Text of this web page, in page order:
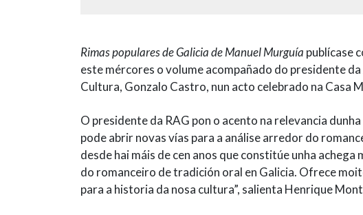
Rimas populares de Galicia de Manuel Murguía publícase
este mércores o volume acompañado do presidente
Cultura, Gonzalo Castro, nun acto celebrado na Casa
O presidente da RAG pon o acento na relevancia
pode abrir novas vías para a análise arredor do
desde hai máis de cen anos que constitúe unha
do romanceiro de tradición oral en Galicia. Ofrece
para a historia da nosa cultura”, salienta Henrique